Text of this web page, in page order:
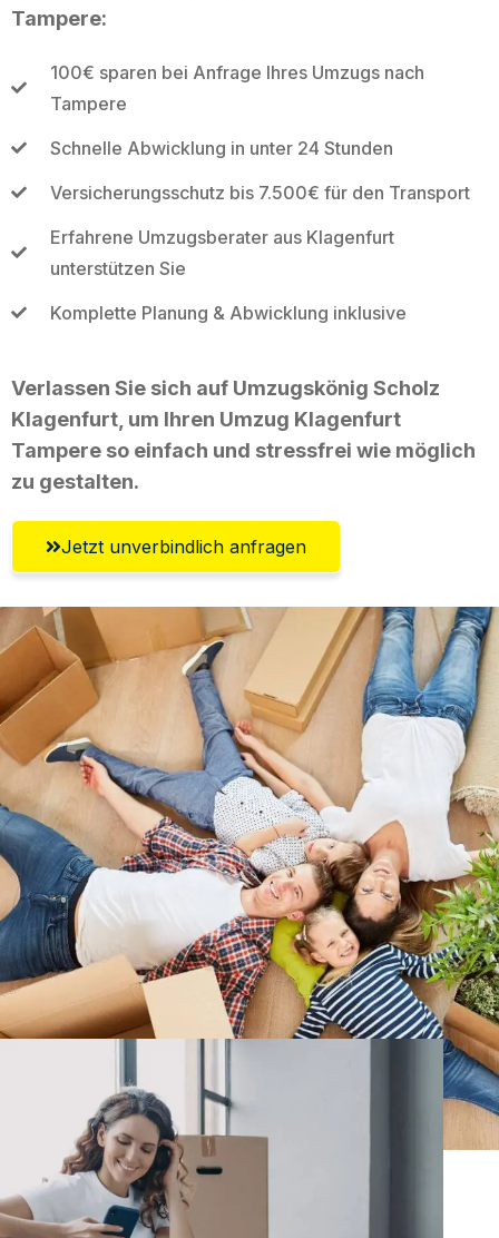
Tampere:
100€ sparen bei Anfrage Ihres Umzugs nach
Tampere
Schnelle Abwicklung in unter 24 Stunden
Versicherungsschutz bis 7.500€ für den Transport
Erfahrene Umzugsberater aus Klagenfurt
unterstützen Sie
Komplette Planung & Abwicklung inklusive
Verlassen Sie sich auf Umzugskönig Scholz
Klagenfurt, um Ihren Umzug Klagenfurt
Tampere so einfach und stressfrei wie möglich
zu gestalten.
Jetzt unverbindlich anfragen